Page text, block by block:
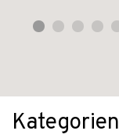
Kategorien